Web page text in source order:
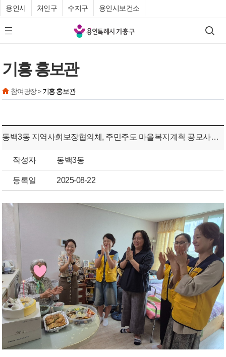
용인시 처인구 수지구 용인시보건소
모바일 메뉴 버튼
기
흥
청
검색
기흥 홍보관
참여광장 >기흥 홍보관
동백3동 지역사회보장협의체, 주민주도 마을복지계획 공모사업 ‘찾아가는 생신상’ 지원해
작성자 동백3동
등록일 2025-08-22